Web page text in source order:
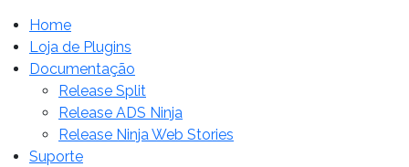
Home
Loja de Plugins
Documentação
Release Split
Release ADS Ninja
Release Ninja Web Stories
Suporte